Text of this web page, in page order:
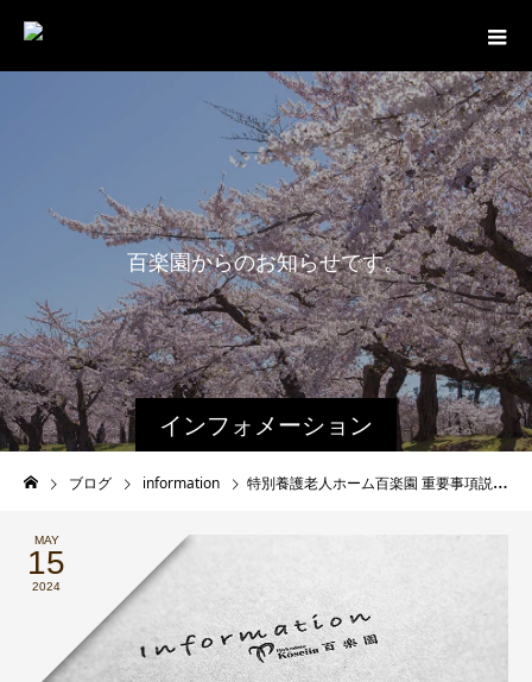
インフォメーション
百楽園からのお知らせです。
最新
ブログ information 特別養護老人ホーム百楽園 重要事項説明書
MAY
15
2024